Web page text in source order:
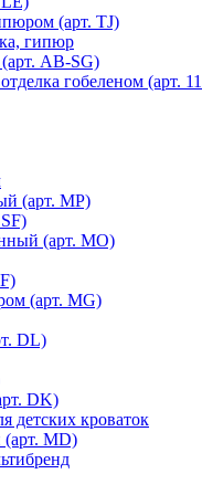
(арт. TJ)
гипюр
AB-SG)
гобеленом (арт.
(арт. MР)
(арт. MO)
(арт. MG)
DL)
DK)
детских кроваток
(арт. MD)